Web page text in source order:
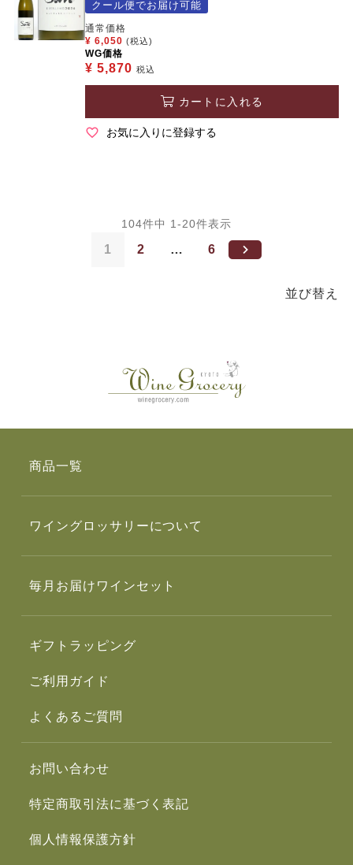
クール便でお届け可能
通常価格
¥ 6,050 (税込)
WG価格
¥ 5,870 税込
カートに入れる
お気に入りに登録する
並び替え
104件中 1 -20件表示
1 2 … 6
商品一覧
ワイングロッサリーについて
毎月お届けワインセット
ギフトラッピング
ご利用ガイド
よくあるご質問
お問い合わせ
特定商取引法に基づく表記
個人情報保護方針